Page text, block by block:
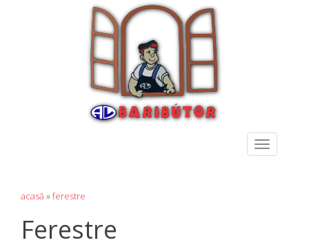
Toggle
navigation
acasă »ferestre
Ferestre